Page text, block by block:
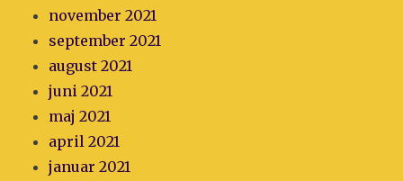
november 2021
september 2021
august 2021
juni 2021
maj 2021
april 2021
januar 2021